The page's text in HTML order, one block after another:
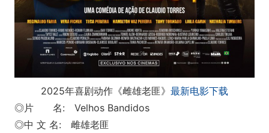
2025年喜剧动作《雌雄老匪》 最新电影下载
◎片 名: Velhos Bandidos
◎中 文 名: 雌雄老匪